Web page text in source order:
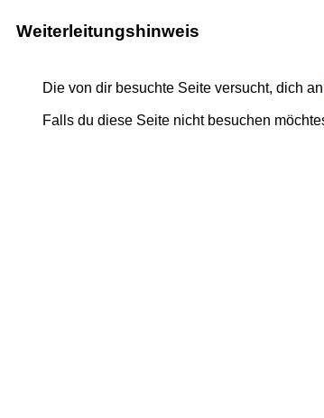
Weiterleitungshinweis
Die von dir besuchte Seite versucht, dich an
Falls du diese Seite nicht besuchen